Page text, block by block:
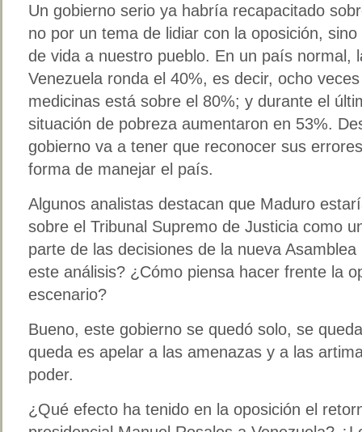
Un gobierno serio ya habría recapacitado
no por un tema de lidiar con la oposición,
de vida a nuestro pueblo. En un país normal,
Venezuela ronda el 40%, es decir, ocho
medicinas está sobre el 80%; y durante el
situación de pobreza aumentaron en 53%.
gobierno va a tener que reconocer sus
forma de manejar el país.
Algunos analistas destacan que Maduro
sobre el Tribunal Supremo de Justicia como
parte de las decisiones de la nueva
este análisis? ¿Cómo piensa hacer frente la
escenario?
Bueno, este gobierno se quedó solo, se
queda es apelar a las amenazas y a las
poder.
¿Qué efecto ha tenido en la oposición el